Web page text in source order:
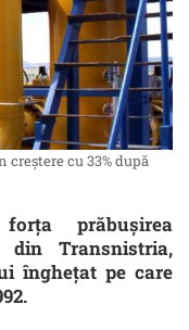
cu 33% după
prăbușirea
din Transnistria,
înghețat pe care